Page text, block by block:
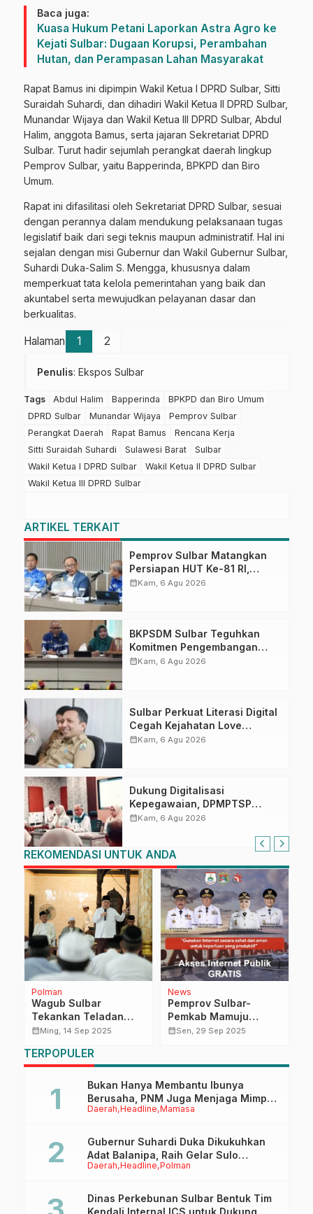
Baca juga:
Kuasa Hukum Petani Laporkan Astra Agro ke
Kejati Sulbar: Dugaan Korupsi, Perambahan
Hutan, dan Perampasan Lahan Masyarakat
Rapat Bamus ini dipimpin Wakil Ketua I DPRD Sulbar, Sitti
Suraidah Suhardi, dan dihadiri Wakil Ketua II DPRD Sulbar,
Munandar Wijaya dan Wakil Ketua III DPRD Sulbar, Abdul
Halim, anggota Bamus, serta jajaran Sekretariat DPRD
Sulbar. Turut hadir sejumlah perangkat daerah lingkup
Pemprov Sulbar, yaitu Bapperinda, BPKPD dan Biro
Umum.
Rapat ini difasilitasi oleh Sekretariat DPRD Sulbar, sesuai
dengan perannya dalam mendukung pelaksanaan tugas
legislatif baik dari segi teknis maupun administratif. Hal ini
sejalan dengan misi Gubernur dan Wakil Gubernur Sulbar,
Suhardi Duka-Salim S. Mengga, khususnya dalam
memperkuat tata kelola pemerintahan yang baik dan
akuntabel serta mewujudkan pelayanan dasar dan
berkualitas.
Halaman 1 2
Penulis: Ekspos Sulbar
Tags Abdul Halim Bapperinda
BPKPD dan Biro Umum
DPRD Sulbar
Munandar Wijaya
Pemprov Sulbar
Perangkat Daerah
Rapat Bamus
Rencana Kerja
Sitti Suraidah Suhardi
Sulawesi Barat
Sulbar
Wakil Ketua I DPRD Sulbar
Wakil Ketua II DPRD Sulbar
Wakil Ketua III DPRD Sulbar
ARTIKEL TERKAIT
Pemprov Sulbar Matangkan
Persiapan HUT Ke-81 RI,
Puncak Upacara di Lapangan
calendar_monthKam, 6 Agu 2026
BKPSDM Sulbar Teguhkan
Komitmen Pengembangan
Kompetensi ASN melalui
calendar_monthKam, 6 Agu 2026
Sulbar Perkuat Literasi Digital
Cegah Kejahatan Love
Scamming
calendar_monthKam, 6 Agu 2026
Dukung Digitalisasi
Kepegawaian, DPMPTSP
Sulbar Siap Terapkan Aplikasi
calendar_monthKam, 6 Agu 2026
REKOMENDASI UNTUK ANDA
Polman
Wagub Sulbar
Tekankan Teladan
Akhlak Nabi dan
dalam Peringatan
Maulid di Mesjid Raya
Campalagian
calendar_monthMing, 14 Sep 2025
News
Pemprov Sulbar-
Pemkab Mamuju
Tingkatkan Layanan
Manakarra
calendar_monthSen, 29 Sep 2025
TERPOPULER
Daerah Headline Mamasa
Bukan Hanya Membantu Ibunya
Berusaha, PNM Juga Menjaga Mimpi
Anaknya Untuk Menggapai Cita-Cita
Daerah Headline Polman
Gubernur Suhardi Duka Dikukuhkan
Adat Balanipa, Raih Gelar Sulo
Tappidena
Dinas Perkebunan Sulbar Bentuk Tim
Kendali Internal ICS untuk Dukung